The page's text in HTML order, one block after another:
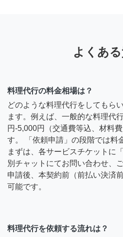
よくあ
料理代行の料金相場は？
どのような料理代行をしてもら
ます。例えば、一般的な料理代
円-5,000円（交通費等込、材料
す。 「依頼申請」の段階では料
まずは、各サービスチケットに
別チャットにてお問い合わせ、
申請後、本契約前（前払い決済
可能です。
料理代行を依頼する流れは？